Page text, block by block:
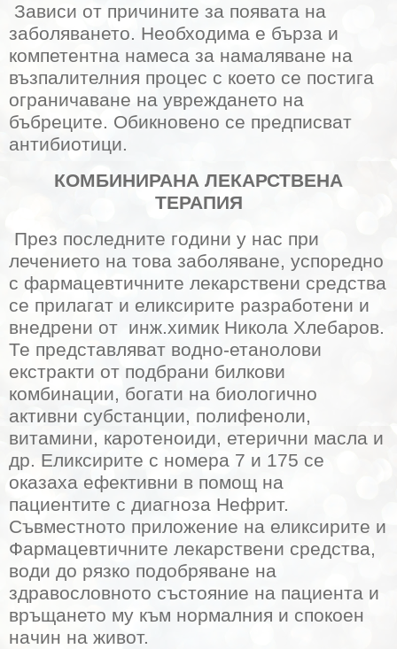
Зависи от причините за появата на
заболяването. Необходима е бърза и
компетентна намеса за намаляване на
възпалителния процес с което се постига
ограничаване на увреждането на
бъбреците. Обикновено се предписват
антибиотици.
КОМБИНИРАНА ЛЕКАРСТВЕНА
ТЕРАПИЯ
През последните години у нас при
лечението на това заболяване, успоредно
с фармацевтичните лекарствени средства
се прилагат и еликсирите разработени и
внедрени от инж.химик Никола Хлебаров.
Те представляват водно-етанолови
екстракти от подбрани билкови
комбинации, богати на биологично
активни субстанции, полифеноли,
витамини, каротеноиди, етерични масла и
др. Еликсирите с номера 7 и 175 се
оказаха ефективни в помощ на
пациентите с диагноза Нефрит.
Съвместното приложение на еликсирите и
Фармацевтичните лекарствени средства,
води до рязко подобряване на
здравословното състояние на пациента и
връщането му към нормалния и спокоен
начин на живот.